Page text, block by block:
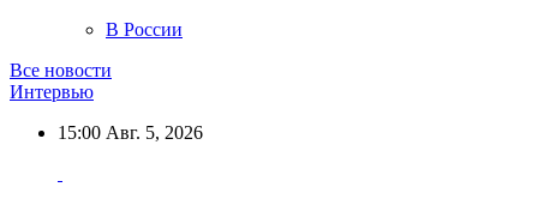
В России
Все новости
Интервью
15:00 Авг. 5, 2026